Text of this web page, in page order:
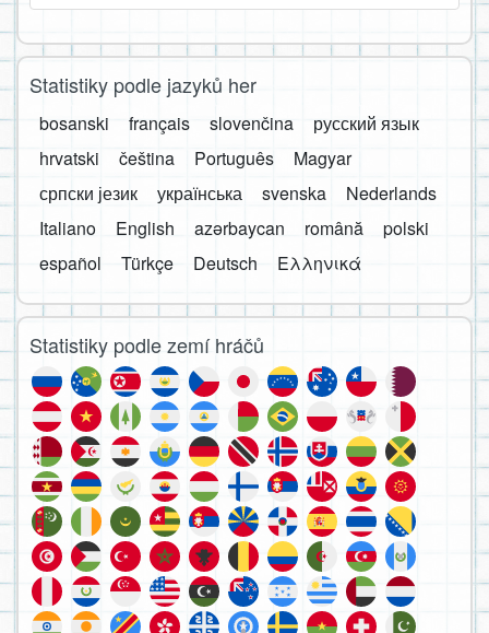
Statistiky podle jazyků her
bosanski français slovenčina
русский язык
hrvatski
čeština Português
Magyar
српски језик
українська svenska
Nederlands
Italiano
English azərbaycan română
polski
español
Türkçe Deutsch Ελληνικά
Statistiky podle zemí hráčů